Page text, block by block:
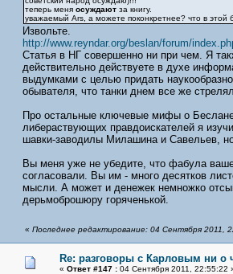
теперь меня осуждаютза книгу.
уважаемый Ars, а можете поконкретнее? что в
Извольте.
http://www.reyndar.org/beslan/forum/
Статья в НГ совершенно ни при чем. Я
действительно действуете в духе
выдумками с целью придать
обывателя, что танки днем все же
Про остальные ключевые мифы о
либераствующих правдоискателей я
шавки-заводилы Милашина и Савельев,
Вы меня уже не убедите, что фабула
согласовали. Вы им - много десятков
мысли. А может и денежек немножко
дерьмоброшюру горяченькой.
« Последнее редактирование: 04 Сентября 2011,
Re: разговоры с Карловым ни о
« Ответ #147 :04 Сентября 2011, 22:55:22